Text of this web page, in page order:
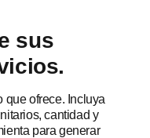
sus
que ofrece. Incluya
cantidad y
para generar